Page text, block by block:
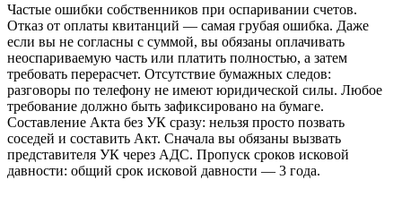
Частые ошибки собственников при оспаривании счетов.
Отказ от оплаты квитанций — самая грубая ошибка. Даже
если вы не согласны с суммой, вы обязаны оплачивать
неоспариваемую часть или платить полностью, а затем
требовать перерасчет. Отсутствие бумажных следов:
разговоры по телефону не имеют юридической силы. Любое
требование должно быть зафиксировано на бумаге.
Составление Акта без УК сразу: нельзя просто позвать
соседей и составить Акт. Сначала вы обязаны вызвать
представителя УК через АДС. Пропуск сроков исковой
давности: общий срок исковой давности — 3 года.